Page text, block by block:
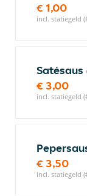
€ 1,00
incl. statiegeld
Satésaus
€ 3,00
incl. statiegeld
€ 3,50
incl. statiegeld